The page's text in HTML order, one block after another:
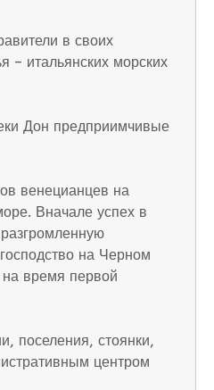
в своих
– итальянских морских
Дон предприимчивые
венецианцев на
Вначале успех в
на Черном
время первой
поселения, стоянки,
центром